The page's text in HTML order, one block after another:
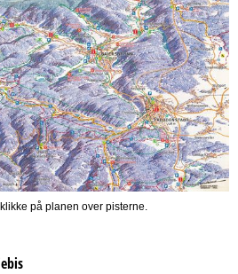
på planen over pisterne.